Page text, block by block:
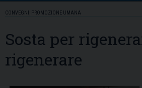
CONVEGNI PROMOZIONE UMANA
Sosta per
rigenerare